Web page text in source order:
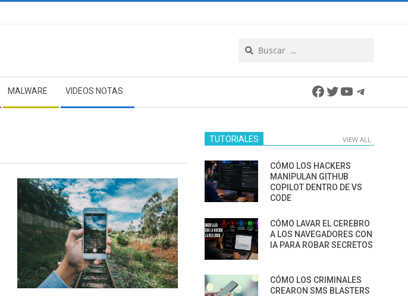
MALWARE VIDEOS NOTAS Facebook
Twitter
YouTube
TUTORIALES VIEW ALL
CÓMO LOS HACKERS
MANIPULAN GITHUB
COPILOT DENTRO DE VS
CODE
CÓMO LAVAR EL CEREBRO
A LOS NAVEGADORES CON
IA PARA ROBAR SECRETOS
CÓMO LOS CRIMINALES
CREARON SMS BLASTERS